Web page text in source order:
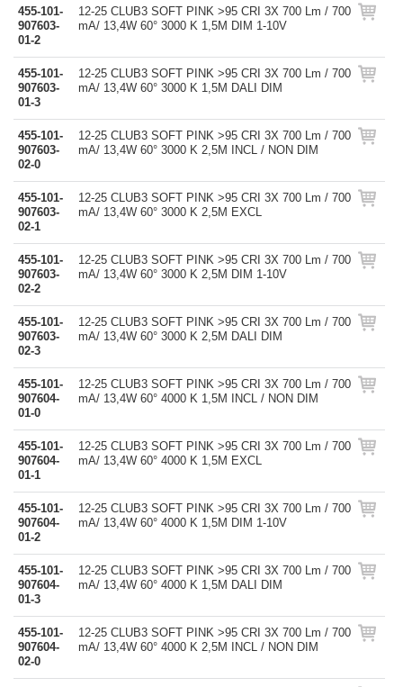
455-101-
907603-
01-2
12-25 CLUB3 SOFT PINK >95 CRI 3X 700 Lm / 700
mA/ 13,4W 60° 3000 K 1,5M DIM 1-10V
455-101-
907603-
01-3
12-25 CLUB3 SOFT PINK >95 CRI 3X 700 Lm / 700
mA/ 13,4W 60° 3000 K 1,5M DALI DIM
455-101-
907603-
02-0
12-25 CLUB3 SOFT PINK >95 CRI 3X 700 Lm / 700
mA/ 13,4W 60° 3000 K 2,5M INCL / NON DIM
455-101-
907603-
02-1
12-25 CLUB3 SOFT PINK >95 CRI 3X 700 Lm / 700
mA/ 13,4W 60° 3000 K 2,5M EXCL
455-101-
907603-
02-2
12-25 CLUB3 SOFT PINK >95 CRI 3X 700 Lm / 700
mA/ 13,4W 60° 3000 K 2,5M DIM 1-10V
455-101-
907603-
02-3
12-25 CLUB3 SOFT PINK >95 CRI 3X 700 Lm / 700
mA/ 13,4W 60° 3000 K 2,5M DALI DIM
455-101-
907604-
01-0
12-25 CLUB3 SOFT PINK >95 CRI 3X 700 Lm / 700
mA/ 13,4W 60° 4000 K 1,5M INCL / NON DIM
455-101-
907604-
01-1
12-25 CLUB3 SOFT PINK >95 CRI 3X 700 Lm / 700
mA/ 13,4W 60° 4000 K 1,5M EXCL
455-101-
907604-
01-2
12-25 CLUB3 SOFT PINK >95 CRI 3X 700 Lm / 700
mA/ 13,4W 60° 4000 K 1,5M DIM 1-10V
455-101-
907604-
01-3
12-25 CLUB3 SOFT PINK >95 CRI 3X 700 Lm / 700
mA/ 13,4W 60° 4000 K 1,5M DALI DIM
455-101-
907604-
02-0
12-25 CLUB3 SOFT PINK >95 CRI 3X 700 Lm / 700
mA/ 13,4W 60° 4000 K 2,5M INCL / NON DIM